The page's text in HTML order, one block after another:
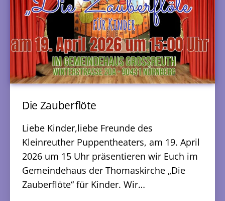
Die Zauberflöte
Liebe Kinder,liebe Freunde des
Kleinreuther Puppentheaters, am 19. April
2026 um 15 Uhr präsentieren wir Euch im
Gemeindehaus der Thomaskirche „Die
Zauberflöte“ für Kinder. Wir…